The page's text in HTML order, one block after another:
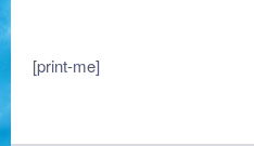
[print-me]